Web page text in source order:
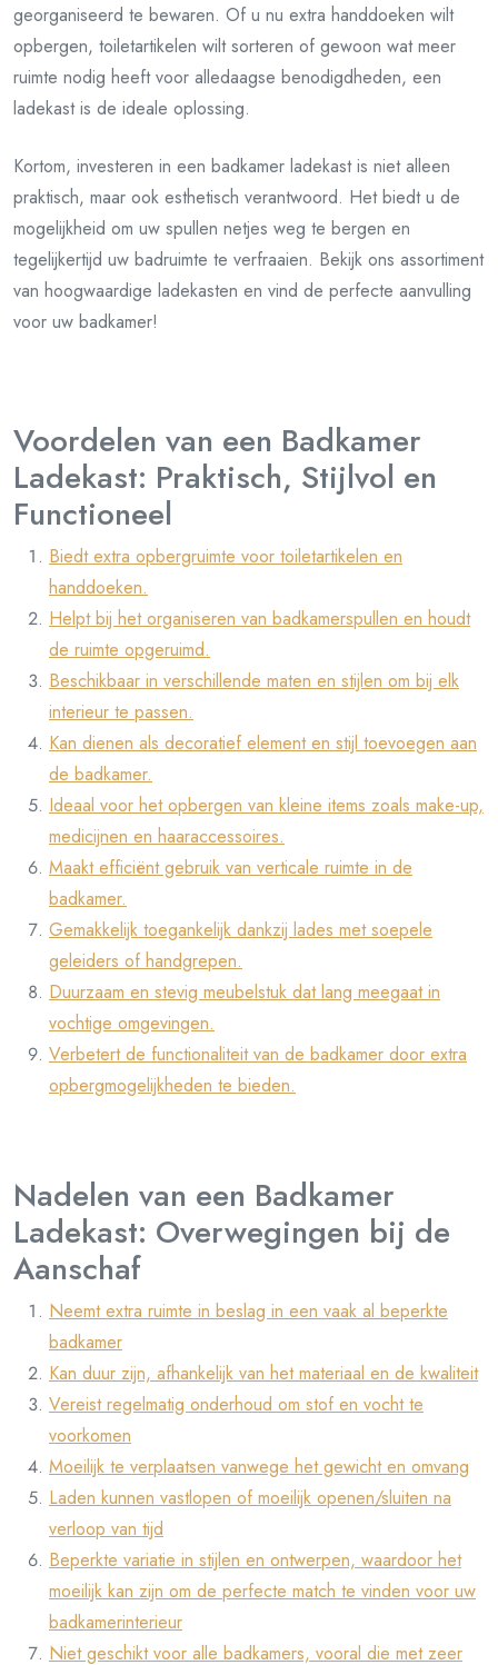
georganiseerd te bewaren. Of u nu extra handdoeken wilt
opbergen, toiletartikelen wilt sorteren of gewoon wat meer
ruimte nodig heeft voor alledaagse benodigdheden, een
ladekast is de ideale oplossing.
Kortom, investeren in een badkamer ladekast is niet alleen
praktisch, maar ook esthetisch verantwoord. Het biedt u de
mogelijkheid om uw spullen netjes weg te bergen en
tegelijkertijd uw badruimte te verfraaien. Bekijk ons assortiment
van hoogwaardige ladekasten en vind de perfecte aanvulling
voor uw badkamer!
Voordelen van een Badkamer
Ladekast: Praktisch, Stijlvol en
Functioneel
Biedt extra opbergruimte voor toiletartikelen en
handdoeken.
Helpt bij het organiseren van badkamerspullen en houdt
de ruimte opgeruimd.
Beschikbaar in verschillende maten en stijlen om bij elk
interieur te passen.
Kan dienen als decoratief element en stijl toevoegen aan
de badkamer.
Ideaal voor het opbergen van kleine items zoals make-up,
medicijnen en haaraccessoires.
Maakt efficiënt gebruik van verticale ruimte in de
badkamer.
Gemakkelijk toegankelijk dankzij lades met soepele
geleiders of handgrepen.
Duurzaam en stevig meubelstuk dat lang meegaat in
vochtige omgevingen.
Verbetert de functionaliteit van de badkamer door extra
opbergmogelijkheden te bieden.
Nadelen van een Badkamer
Ladekast: Overwegingen bij de
Aanschaf
Neemt extra ruimte in beslag in een vaak al beperkte
badkamer
Kan duur zijn, afhankelijk van het materiaal en de kwaliteit
Vereist regelmatig onderhoud om stof en vocht te
voorkomen
Moeilijk te verplaatsen vanwege het gewicht en omvang
Laden kunnen vastlopen of moeilijk openen/sluiten na
verloop van tijd
Beperkte variatie in stijlen en ontwerpen, waardoor het
moeilijk kan zijn om de perfecte match te vinden voor uw
badkamerinterieur
Niet geschikt voor alle badkamers, vooral die met zeer